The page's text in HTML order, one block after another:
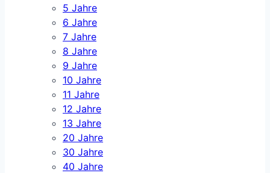
5 Jahre
6 Jahre
7 Jahre
8 Jahre
9 Jahre
10 Jahre
11 Jahre
12 Jahre
13 Jahre
20 Jahre
30 Jahre
40 Jahre